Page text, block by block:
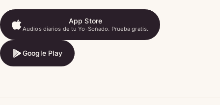
App Store
Audios diarios de tu Yo-Soñado. Prueba gratis.
App Store
Google Play
Google Play